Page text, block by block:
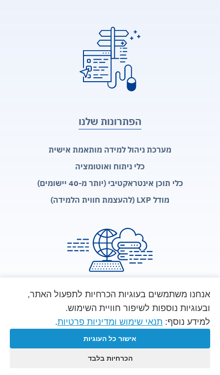
הפתרונות שלנו
מערכת ניהול למידה מותאמת אישית
כלי ניתוח ואוטומציה
כלי תוכן אינטראקטיבי (יותר מ-40 יישומים)
מודל LXP (להעצמת חווית הלמידה)
© כל הזכויות שמורות
אנחנו משתמשים בעוגיות הכרחיות לתפעול האתר,
ובעוגיות נוספות לשיפור חוויית השימוש.
למידע נוסף: תנאי שימוש ומדיניות פרטיות.
אישור כל העוגיות
הכרחיות בלבד